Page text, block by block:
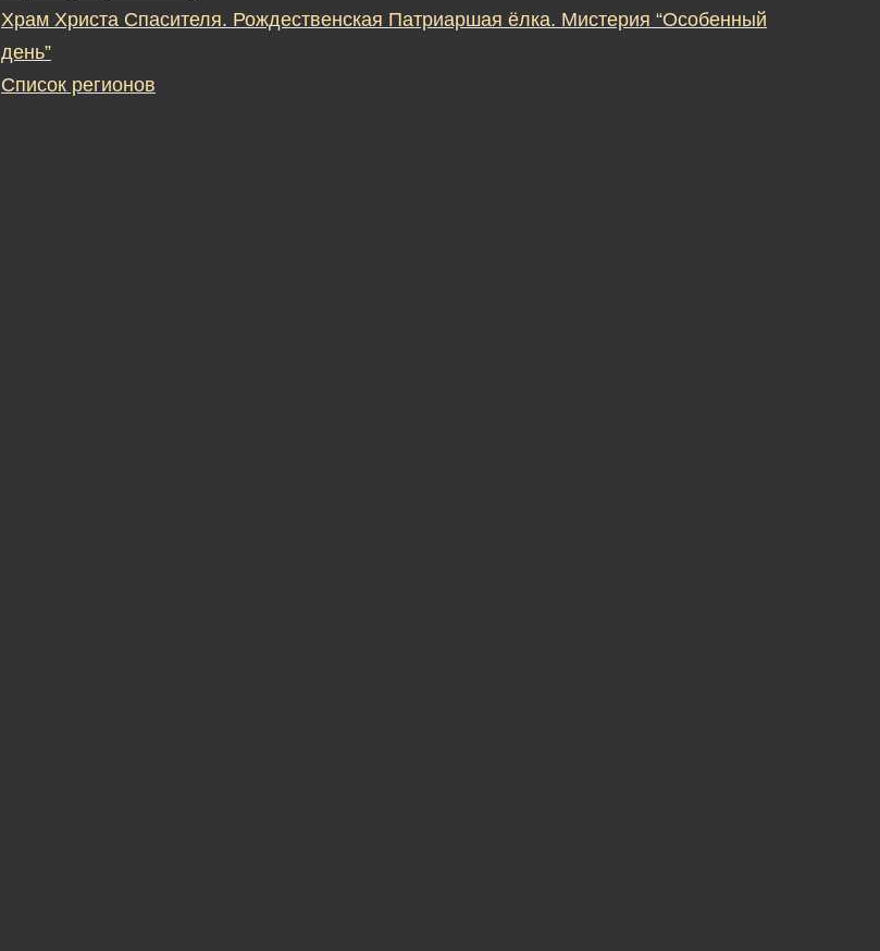
Храм Христа Спасителя. Рождественская Патриаршая ёлка. Мистерия “Особенный
день”
Список регионов